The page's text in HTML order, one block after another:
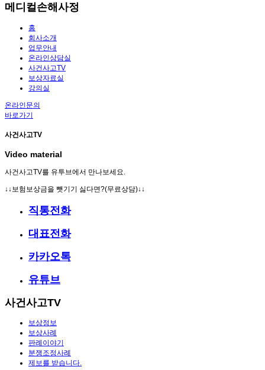
메디컬손해사정
홈
회사소개
업무안내
온라인상담실
사건사고TV
보상자료실
강의실
온라인문의
바로가기
사건사고TV
Video material
사건사고TV를 유투브에서 만나보세요.
↓↓보험보상금을 뺏기기 싫다면?(무료상담)↓↓
직통전화
대표전화
카카오톡
유튜브
사건사고TV
보상정보
보상사례
판례이야기
분쟁조정사례
제보를 받습니다.